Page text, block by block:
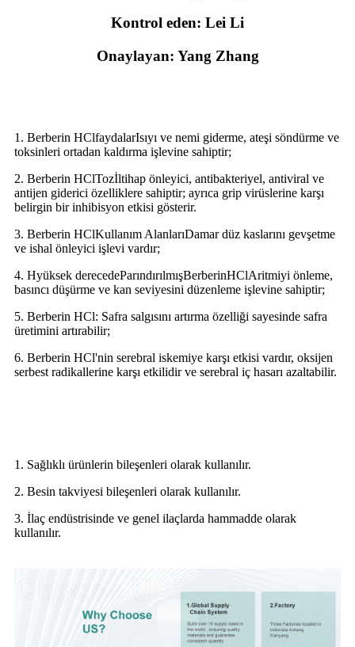
Kontrol eden: Lei Li
Onaylayan: Yang Zhang
1. Berberin HClfaydalarIsıyı ve nemi giderme, ateşi söndürme ve
toksinleri ortadan kaldırma işlevine sahiptir;
2. Berberin HClTozİltihap önleyici, antibakteriyel, antiviral ve
antijen giderici özelliklere sahiptir; ayrıca grip virüslerine karşı
belirgin bir inhibisyon etkisi gösterir.
3. Berberin HClKullanım AlanlarıDamar düz kaslarını gevşetme
ve ishal önleyici işlevi vardır;
4. Hyüksek derecedeParındırılmışBerberinHClAritmiyi önleme,
basıncı düşürme ve kan seviyesini düzenleme işlevine sahiptir;
5. Berberin HCl: Safra salgısını artırma özelliği sayesinde safra
üretimini artırabilir;
6. Berberin HCl'nin serebral iskemiye karşı etkisi vardır, oksijen
serbest radikallerine karşı etkilidir ve serebral iç hasarı azaltabilir.
1. Sağlıklı ürünlerin bileşenleri olarak kullanılır.
2. Besin takviyesi bileşenleri olarak kullanılır.
3. İlaç endüstrisinde ve genel ilaçlarda hammadde olarak
kullanılır.